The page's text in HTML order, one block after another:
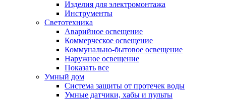
Изделия для электромонтажа
Инструменты
Светотехника
Аварийное освещение
Коммерческое освещение
Коммунально-бытовое освещение
Наружное освещение
Показать все
Умный дом
Система защиты от протечек воды
Умные датчики, хабы и пульты